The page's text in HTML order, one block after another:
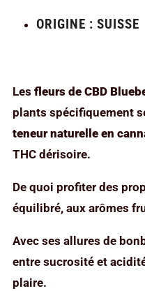
ORIGINE : SUISSE
Les fleurs de CBD
plants spécifiquement
teneur naturelle en
THC dérisoire.
De quoi profiter des
équilibré, aux arômes
Avec ses allures de
entre sucrosité et
plaire.